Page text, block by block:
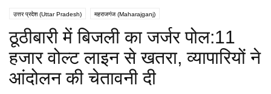
उत्तर प्रदेश (Uttar Pradesh) महराजगंज (Maharajganj)
ठूठीबारी में बिजली का जर्जर पोल:11
हजार वोल्ट लाइन से खतरा, व्यापारियों ने
आंदोलन की चेतावनी दी